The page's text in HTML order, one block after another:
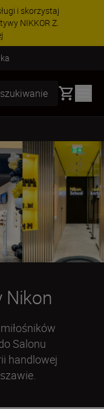
i skorzystaj
NIKKOR Z.
Basket
Nikon
Salonu
handlowej